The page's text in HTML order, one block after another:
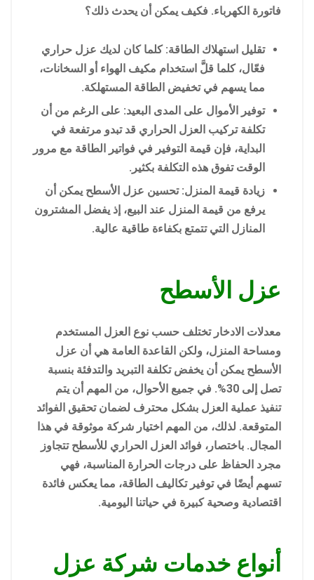
فاتورة الكهرباء. فكيف يمكن أن يحدث ذلك؟
تقليل استهلاك الطاقة: كلما كان لديك عزل حراري
فعّال، كلما قلَّ استخدام مكيف الهواء أو السخانات،
مما يسهم في تخفيض الطاقة المستهلكة.
توفير الأموال على المدى البعيد: على الرغم من أن
تكلفة تركيب العزل الحراري قد تبدو مرتفعة في
البداية، فإن قيمة التوفير في فواتير الطاقة مع مرور
الوقت تفوق هذه التكلفة بكثير.
زيادة قيمة المنزل: تحسين عزل الأسطح يمكن أن
يرفع من قيمة المنزل عند البيع، إذ يفضل المشترون
المنازل التي تتمتع بكفاءة طاقية عالية.
عزل الأسطح
معدلات الادخار تختلف حسب نوع العزل المستخدم
ومساحة المنزل، ولكن القاعدة العامة هي أن عزل
الأسطح يمكن أن يخفض تكلفة التبريد والتدفئة بنسبة
تصل إلى 30%. في جميع الأحوال، من المهم أن يتم
تنفيذ عملية العزل بشكل محترف لضمان تحقيق الفوائد
المتوقعة. لذلك، من المهم اختيار شركة موثوقة في هذا
المجال. باختصار، فوائد العزل الحراري للأسطح تتجاوز
مجرد الحفاظ على درجات الحرارة المناسبة، فهي
تسهم أيضًا في توفير تكاليف الطاقة، مما يعكس فائدة
اقتصادية وصحية كبيرة في حياتنا اليومية.
أنواع خدمات شركة عزل